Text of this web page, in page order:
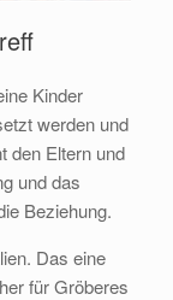
Kinder
werden und
den Eltern und
und das
Beziehung.
Das eine
für Gröberes